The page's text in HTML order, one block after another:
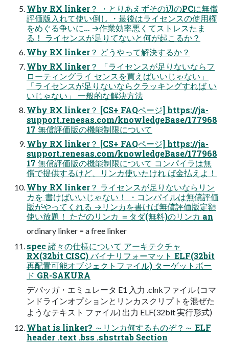
Why RX linker？ ・とりあえずその辺のPCに無償
評価版入れて使い倒し ・最後はライセンスの使用権
をめぐる争いに… →作業効率悪くてストレスたま
る！ ライセンスが足りてないと何が起こるか？
Why RX linker？ どうやって解決するか？
Why RX linker？ 「ライセンスが足りないならフ
ローティングライ センスを買えばいいじゃない」
「ライセンスが足りないならクラッキングすれば い
いじゃない」 一般的な解決方法
Why RX linker？ [CS+ FAQページ] https://ja-
support.renesas.com/knowledgeBase/177968
17 無償評価版の機能制限について
Why RX linker？ [CS+ FAQページ] https://ja-
support.renesas.com/knowledgeBase/177968
17 無償評価版の機能制限について コンパイラは無
償で提供するけど、リンカ使いたけれ ば金払えよ！
Why RX linker？ ライセンスが足りないならリン
カを 書けばいいじゃない！ ・コンパイルは無償評価
版がやってくれる →リンカを書けば無償評価版定額
使い放題！ ただのリンカ ＝タダ(無料)のリンカ an
ordinary linker = a free linker
spec 諸々の仕様について アーキテクチャ
RX(32bit CISC) バイナリフォーマット ELF(32bit
再配置可能オブジェクトファイル) ターゲットボー
ド GR-SAKURA
デバッガ・エミュレータ E1 入力 .clnkファイル (コマ
ンドラインオプションとリンカスクリプトを混ぜた
ようなテキスト ファイル) 出力 ELF(32bit 実行形式)
What is linker? ～リンカ何するものぞ？～ ELF
header .text .bss .shstrtab Section